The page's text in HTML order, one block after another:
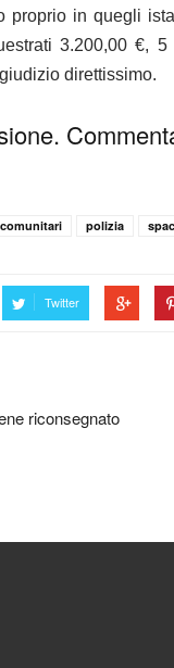
proprio in quegli
3.200,00 €,
direttissimo.
polizia
Twitter
riconsegnato